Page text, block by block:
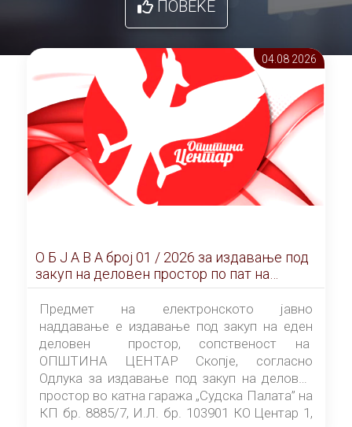
ПОВЕЌЕ
04.08 2026
О Б Ј А В А брoj 01 / 2026 за издавање под
закуп на деловен простор по пат на
ЕЛЕКТРОНСКО ЈАВНО НАДДАВАЊЕ
Предмет на електронското јавно
наддавање е издавање под закуп на еден
деловен простор, сопственост на
ОПШТИНА ЦЕНТАР Скопје, согласно
Одлука за издавање под закуп на деловен
простор во катна гаража „Судска Палата” на
КП бр. 8885/7, И.Л. бр. 103901 КО Центар 1,